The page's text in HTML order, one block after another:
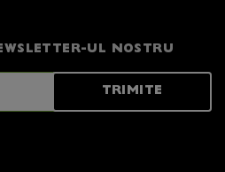
UL NOSTRU
TRIMITE